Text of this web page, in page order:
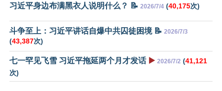
习近平身边布满黑衣人说明什么？ 📝 2026/7/4 (40,175次)
斗争至上：习近平讲话自爆中共囚徒困境 📝 2026/7/3
(43,387次)
七一罕见飞雪 习近平拖延两个月才发话 ▶️ 2026/7/2 (41,121
次)